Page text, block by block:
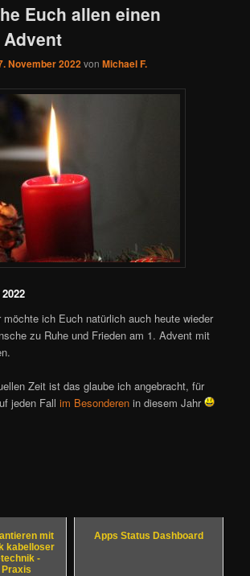
Euch allen einen
November 2022vonMichael F.
ich Euch natürlich auch heute wieder
zu Ruhe und Frieden am 1. Advent mit
Zeit ist das glaube ich angebracht, für
jeden Fallim Besonderen in diesem Jahr
mit
kabelloser
-
Apps Status Dashboard